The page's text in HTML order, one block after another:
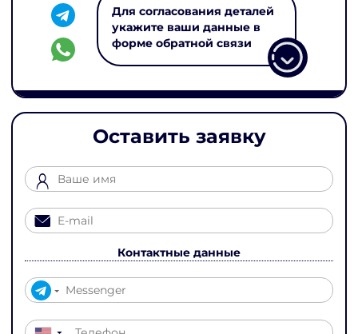
Для согласования деталей
укажите ваши данные в
форме обратной связи
Оставить заявку
Контактные данные
▼